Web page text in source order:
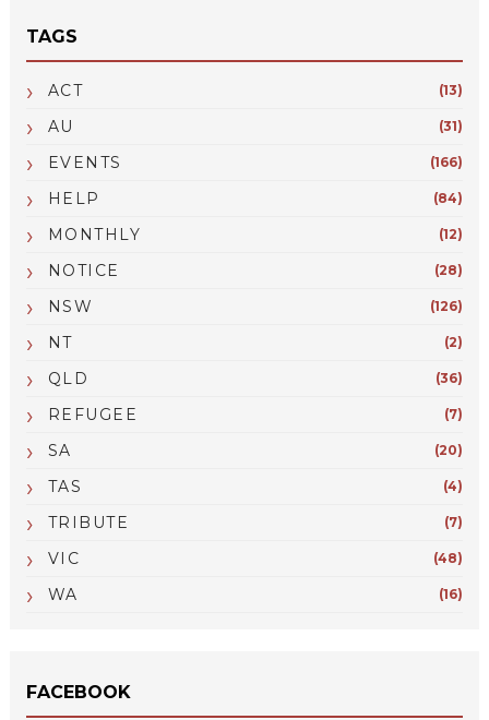
TAGS
ACT (13)
AU (31)
EVENTS (166)
HELP (84)
MONTHLY (12)
NOTICE (28)
NSW (126)
NT (2)
QLD (36)
REFUGEE (7)
SA (20)
TAS (4)
TRIBUTE (7)
VIC (48)
WA (16)
FACEBOOK